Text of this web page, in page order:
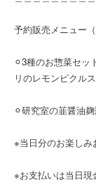
予約販売メニュー
⚪︎3種のお惣菜セ
リのレモンピクル
⚪︎研究室の韮醤油
※当日分のお楽しみ
※お支払いは当日現